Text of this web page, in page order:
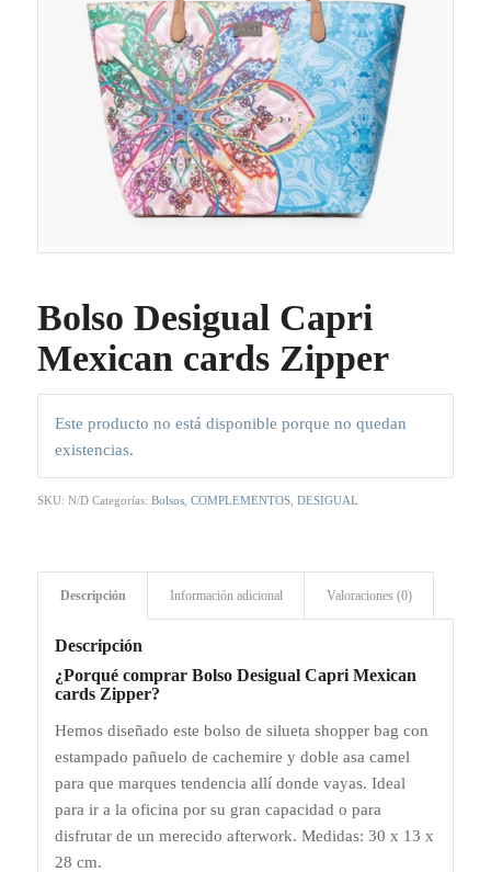
Bolso Desigual Capri
Mexican cards Zipper
Este producto no está disponible porque no quedan
existencias.
SKU: N/D Categorías: Bolsos, COMPLEMENTOS, DESIGUAL
Descripción Información adicional Valoraciones (0)
Descripción
¿Porqué comprar Bolso Desigual Capri Mexican
cards Zipper?
Hemos diseñado este bolso de silueta shopper bag con
estampado pañuelo de cachemire y doble asa camel
para que marques tendencia allí donde vayas. Ideal
para ir a la oficina por su gran capacidad o para
disfrutar de un merecido afterwork. Medidas: 30 x 13 x
28 cm.